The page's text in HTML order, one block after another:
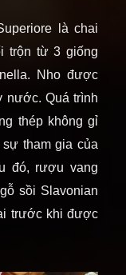
là chai
trộn từ 3 giống
Nho được
nước. Quá trình
thép không gỉ
tham gia của
đó, rượu vang
sồi Slavonian
trước khi được